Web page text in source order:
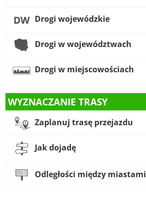
Drogi wojewódzkie
Drogi w województwach
Drogi w miejscowościach
WYZNACZANIE TRASY
Zaplanuj trasę przejazdu
Jak dojadę
Odległości między miastami